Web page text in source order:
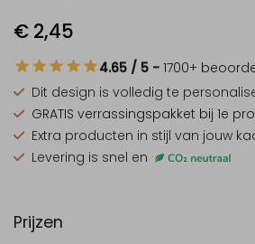
€ 2,45
4.65 / 5 - 1700+
Dit design is volledig te
GRATIS verrassingspakket bij 1e
Extra producten in stijl van jouw
Levering is snel en
Prijzen